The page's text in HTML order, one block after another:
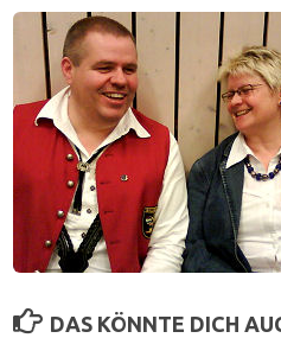
DAS KÖNNTE DICH